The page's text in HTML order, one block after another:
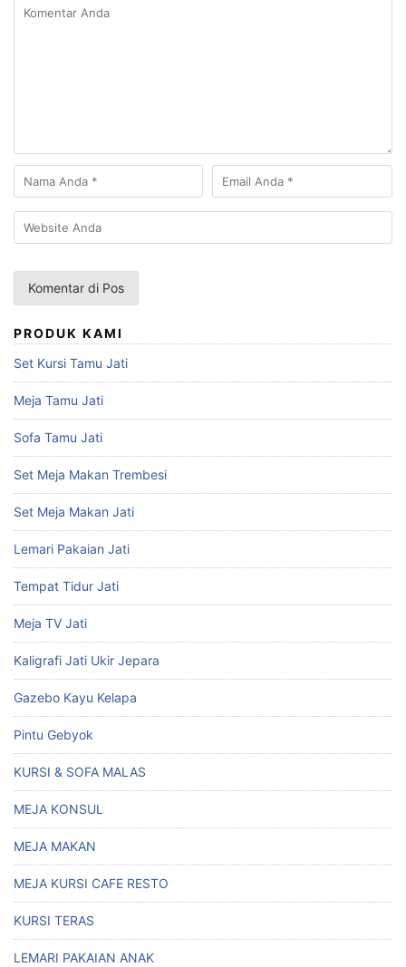
PRODUK KAMI
Set Kursi Tamu Jati
Meja Tamu Jati
Sofa Tamu Jati
Set Meja Makan Trembesi
Set Meja Makan Jati
Lemari Pakaian Jati
Tempat Tidur Jati
Meja TV Jati
Kaligrafi Jati Ukir Jepara
Gazebo Kayu Kelapa
Pintu Gebyok
KURSI & SOFA MALAS
MEJA KONSUL
MEJA MAKAN
MEJA KURSI CAFE RESTO
KURSI TERAS
LEMARI PAKAIAN ANAK